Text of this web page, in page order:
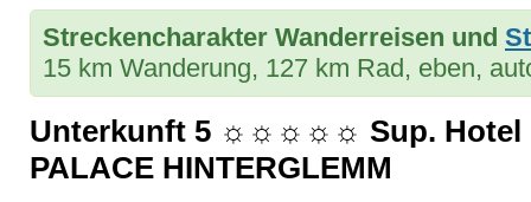
Streckencharakter Wanderreisen und
15 km Wanderung, 127 km Rad, eben,
Unterkunft 5 ☼☼☼☼☼ Sup. Hotel
PALACE HINTERGLEMM